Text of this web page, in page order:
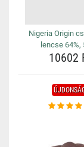
Nigeria Origin
lencse 64%,
10602